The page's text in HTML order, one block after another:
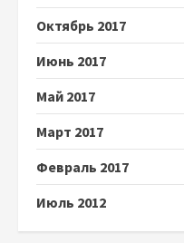
Октябрь 2017
Июнь 2017
Май 2017
Март 2017
Февраль 2017
Июль 2012